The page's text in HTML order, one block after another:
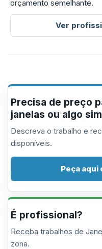
orçamento semelhante.
Ver
Precisa de preço
janelas ou algo
Descreva o trabalho e
disponíveis.
Peça aqui
É profissional?
Receba trabalhos de
zona.